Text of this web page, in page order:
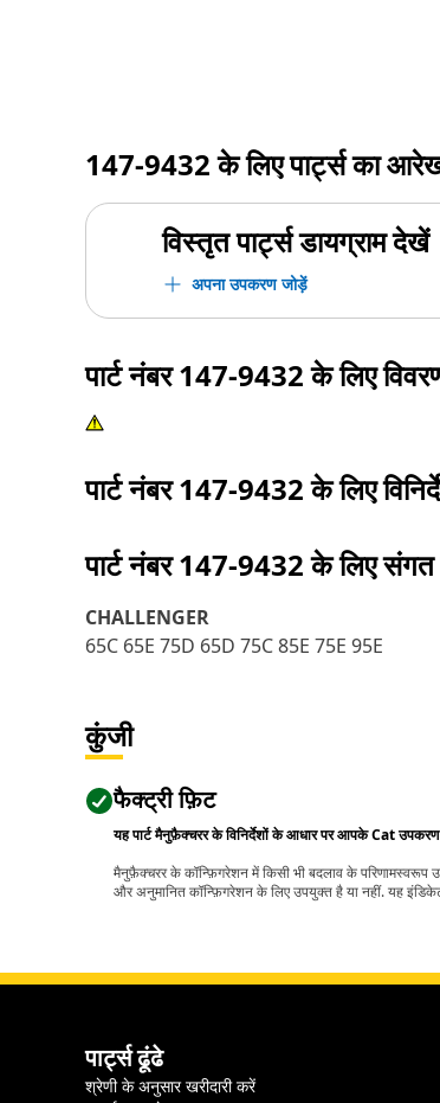
147-9432के लिए पार्ट्स का
विस्तृत पार्ट्स डायग्राम देखें
अपना उपकरण जोड़ें
पार्ट नंबर147-9432के लिए
पार्ट नंबर147-9432के लिए
पार्ट नंबर147-9432के लिए संगत
CHALLENGER
65C 65E 75D 65D 75C 85E 75E 95E
कुंजी
फैक्ट्री फ़िट
यह पार्ट मैनुफ़ैक्चरर के विनिर्देशों के आधार पर आपके Cat उपकरण
मैनुफ़ैक्चरर के कॉन्फ़िगरेशन में किसी भी बदलाव के
और अनुमानित कॉन्फ़िगरेशन के लिए उपयुक्त है या नहीं. यह
पार्ट्स ढूंढे
श्रेणी के अनुसार खरीदारी करें